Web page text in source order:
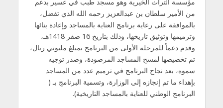
من الأمير سلطان بن عبدالعزيز رحمه الله الذي تفضل،
بالموافقة على رعاية برنامج العناية بالمساجد وإعادة بنائها
وترميمها وتوثيق تاريخها، وذلك بتاريخ 16 صفر 1418هـ،
وقدم دعماً للمرحلة الأولى من البرنامج بمبلغ مليوني ريال،
تم تخصيصها لمسح المساجد المرصودة، وصدر توجيه
سموه، بعد نجاح البرنامج في ترميم عدد من المساجد
بإهداء ما تم إنجازه إلى الوزارة، وتسمية البرنامج بـ (
البرنامج الوطني للعناية بالمساجد التاريخية).